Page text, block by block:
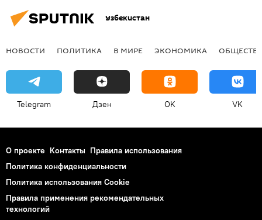
Узбекистан
НОВОСТИ ПОЛИТИКА В МИРЕ ЭКОНОМИКА
Telegram Дзен OK VK
О проекте Контакты Правила использования
Политика конфиденциальности
Политика использования Cookie
Правила применения рекомендательных
технологий